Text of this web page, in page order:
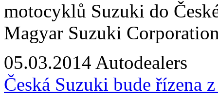
motocyklů Suzuki do
Magyar Suzuki
05.03.2014 Autodealers
Česká Suzuki bude řízena